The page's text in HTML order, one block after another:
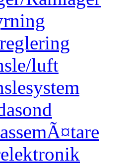
luft